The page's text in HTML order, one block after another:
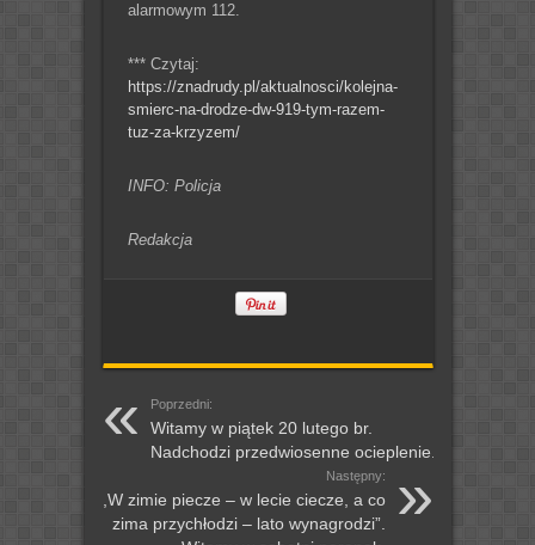
alarmowym 112.
*** Czytaj:
https://znadrudy.pl/aktualnosci/kolejna-
smierc-na-drodze-dw-919-tym-razem-
tuz-za-krzyzem/
INFO: Policja
Redakcja
Poprzedni:
Witamy w piątek 20 lutego br.
Nadchodzi przedwiosenne ocieplenie.
Następny:
,,W zimie piecze – w lecie ciecze, a co
zima przychłodzi – lato wynagrodzi”.